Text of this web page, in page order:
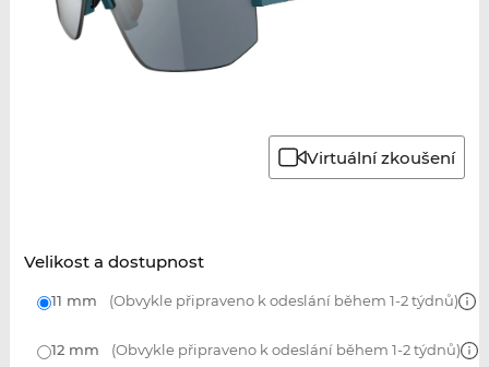
Virtuální zkoušení
Velikost a dostupnost
11 mm (Obvykle připraveno k odeslání během 1-2 týdnů)
12 mm (Obvykle připraveno k odeslání během 1-2 týdnů)